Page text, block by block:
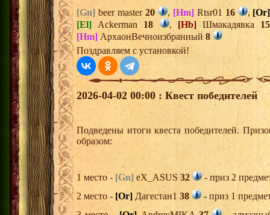
[Gn] beer master 20 , [Hm]Rtsr01 16 , [Or]
[El] Ackerman 18 , [Hb]Шмакадявка 15
[Hm] АрхаонВечноизбранный 8
Поздравляем с установкой!
2026-04-02 00:00 : Квест победителей
Подведены итоги квеста победителей.
образом:
1 место - [Gn] eX_ASUS32
- приз 2
2 место - [Or] Дагестан1 38
- приз 1